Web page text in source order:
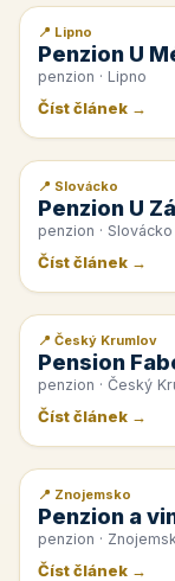
📰 PR článek
📍 Lipno
Penzion U
penzion · Lipno
Číst článek →
📰 PR článek
📍 Slovácko
Penzion U
penzion · Slovácko
Číst článek →
📰 PR článek
📍 Český Krumlov
Pension
penzion · Český
Číst článek →
📰 PR článek
📍 Znojemsko
Penzion a
penzion ·
Číst článek →